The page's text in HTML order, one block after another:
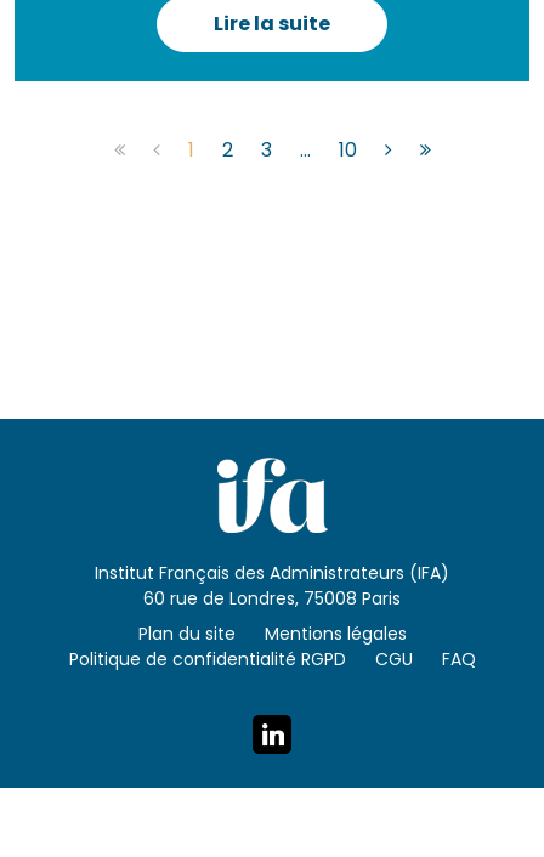
Lire la suite
1 2 3 ... 10
Institut Français des Administrateurs (IFA)
60 rue de Londres, 75008 Paris
Plan du site
Mentions légales
Politique de confidentialité RGPD
CGU FAQ